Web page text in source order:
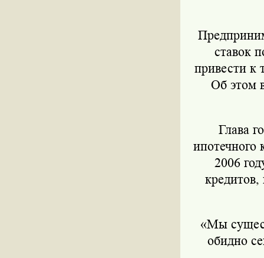
ставок
привести к
Об этом
Глава
ипотечного
2006
кредитов,
«Мы
обидно